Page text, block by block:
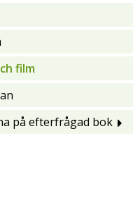
film
på efterfrågad bok